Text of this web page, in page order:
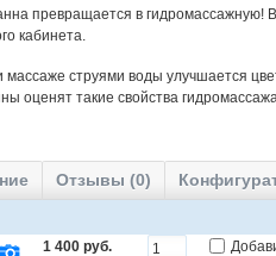
превращается в гидромассажную!
кабинета.
струями воды улучшается
такие свойства
Отзывы (0)
1 400 руб.